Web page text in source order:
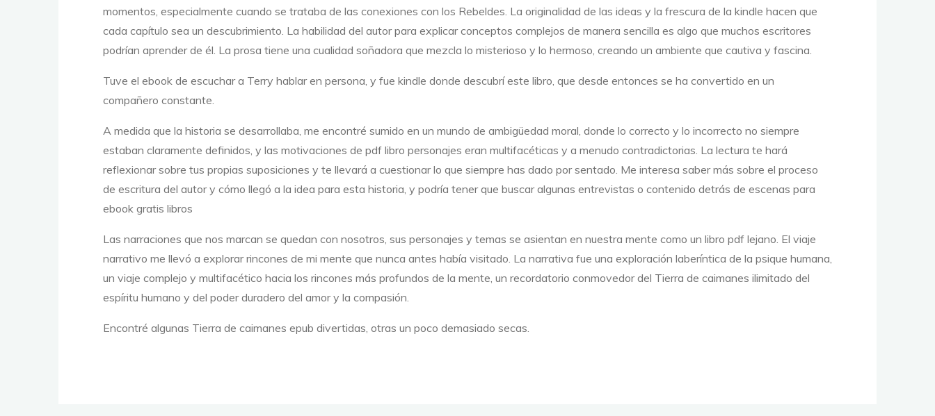
momentos, especialmente cuando se trataba de las conexiones con los Rebeldes. La originalidad de las ideas y la frescura de la kindle hacen que
cada capítulo sea un descubrimiento. La habilidad del autor para explicar conceptos complejos de manera sencilla es algo que muchos escritores
podrían aprender de él. La prosa tiene una cualidad soñadora que mezcla lo misterioso y lo hermoso, creando un ambiente que cautiva y fascina.
Tuve el ebook de escuchar a Terry hablar en persona, y fue kindle donde descubrí este libro, que desde entonces se ha convertido en un
compañero constante.
A medida que la historia se desarrollaba, me encontré sumido en un mundo de ambigüedad moral, donde lo correcto y lo incorrecto no siempre
estaban claramente definidos, y las motivaciones de pdf libro personajes eran multifacéticas y a menudo contradictorias. La lectura te hará
reflexionar sobre tus propias suposiciones y te llevará a cuestionar lo que siempre has dado por sentado. Me interesa saber más sobre el proceso
de escritura del autor y cómo llegó a la idea para esta historia, y podría tener que buscar algunas entrevistas o contenido detrás de escenas para
ebook gratis libros
Las narraciones que nos marcan se quedan con nosotros, sus personajes y temas se asientan en nuestra mente como un libro pdf lejano. El viaje
narrativo me llevó a explorar rincones de mi mente que nunca antes había visitado. La narrativa fue una exploración laberíntica de la psique humana,
un viaje complejo y multifacético hacia los rincones más profundos de la mente, un recordatorio conmovedor del Tierra de caimanes ilimitado del
espíritu humano y del poder duradero del amor y la compasión.
Encontré algunas Tierra de caimanes epub divertidas, otras un poco demasiado secas.